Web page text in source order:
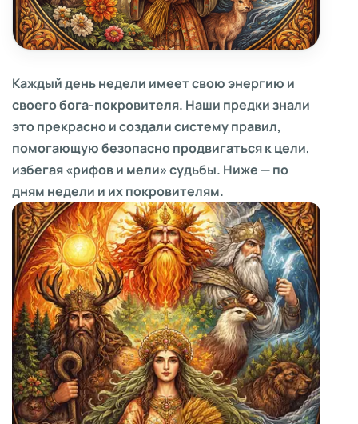
Каждый день недели имеет свою энергию и
своего бога-покровителя. Наши предки знали
это прекрасно и создали систему правил,
помогающую безопасно продвигаться к цели,
избегая «рифов и мели» судьбы. Ниже — по
дням недели и их покровителям.